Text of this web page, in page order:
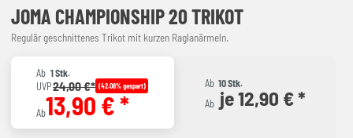
JOMA CHAMPIONSHIP 20 TRIKOT
Regulär geschnittenes Trikot mit kurzen Raglanärmeln.
Ab 1 Stk.
UVP24,00 €* (42.08% gespart)
Ab13,90 € *
Ab 10 Stk.
Ab je 12,90 € *